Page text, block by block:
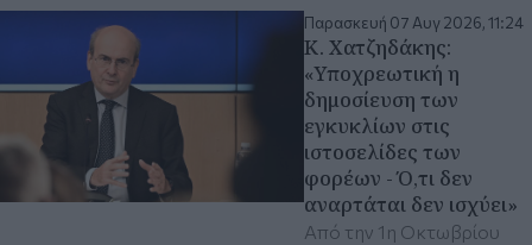
Παρασκευή 07 Αυγ 2026, 11:24
Κ. Χατζηδάκης:
«Υποχρεωτική η
δημοσίευση των
εγκυκλίων στις
ιστοσελίδες των
φορέων - Ό,τι δεν
αναρτάται δεν ισχύει»
Από την 1η Οκτωβρίου